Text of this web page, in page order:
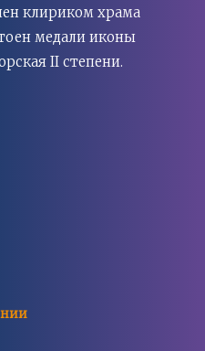
клириком храма
медали иконы
II степени.